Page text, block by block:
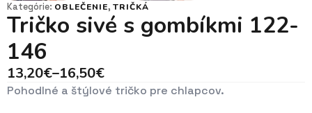
Kategórie: OBLEČENIE, TRIČKÁ
Tričko sivé s gombíkmi 122-
146
13,20€–16,50€
Price
range:
Pohodlné a štýlové tričko pre chlapcov.